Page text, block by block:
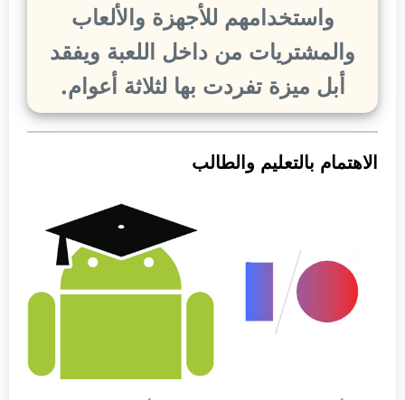
واستخدامهم للأجهزة والألعاب
والمشتريات من داخل اللعبة ويفقد
أبل ميزة تفردت بها لثلاثة أعوام.
الاهتمام بالتعليم والطالب